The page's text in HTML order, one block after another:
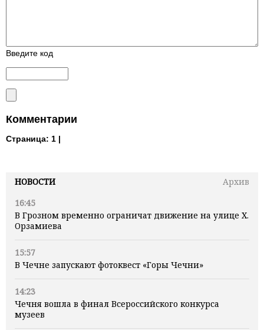
НОВОСТИ
Архив
16:45
В Грозном временно ограничат движение на улице Х.
Орзамиева
15:57
В Чечне запускают фотоквест «Горы Чечни»
14:23
Чечня вошла в финал Всероссийского конкурса
музеев
Введите код
Комментарии
Страница: 1 |